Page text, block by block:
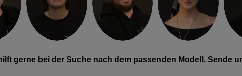
gerne bei der Suche nach dem passenden Modell. Sende